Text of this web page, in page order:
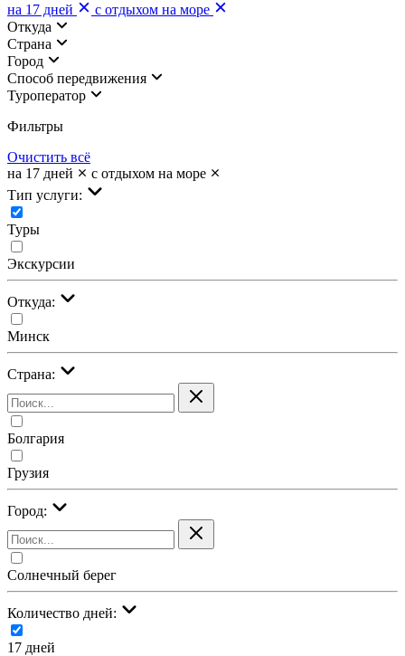
на 17 дней
с отдыхом на море
Откуда
Страна
Город
Cпособ передвижения
Туроператор
Фильтры
Очистить всё
на 17 дней
с отдыхом на море
Тип услуги:
Туры
Экскурсии
Откуда:
Минск
Страна:
Болгария
Грузия
Город:
Солнечный берег
Количество дней:
17 дней